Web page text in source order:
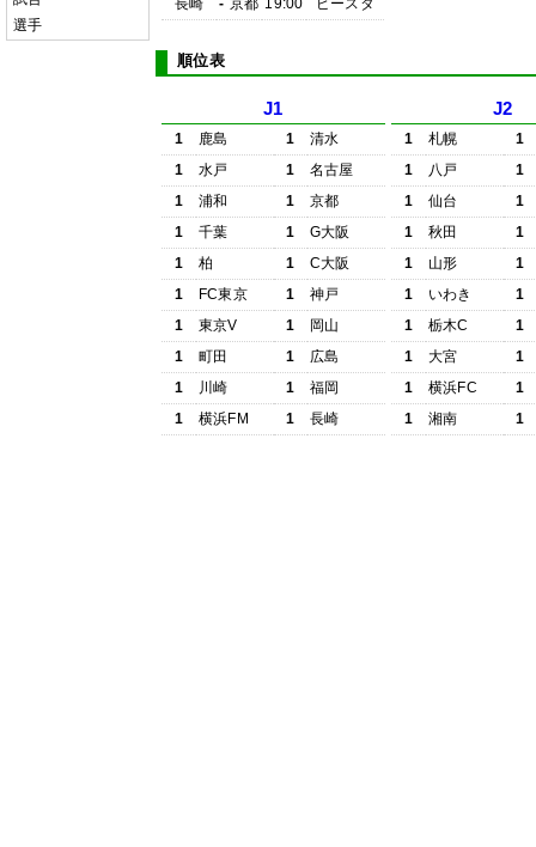
選手
長崎
- 京都 19:00 ピースタ
順位表
J1
1 鹿島 1
清水
1
水戸 1
名古屋
1
浦和 1
京都
1
千葉 1
G大阪
1
柏 1
C大阪
1
FC東京 1
神戸
1
東京V 1
岡山
1
町田 1
広島
1
川崎 1
福岡
1
横浜FM 1 長崎
J2
1 札幌
1
1
八戸
1
1
仙台
1
1
秋田
1
1
山形
1
1
いわき
1
1
栃木C
1
1
大宮
1
1
横浜FC
1
1
湘南 1